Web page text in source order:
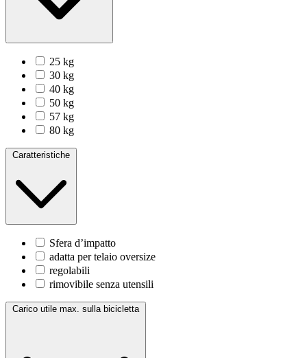
25 kg
30 kg
40 kg
50 kg
57 kg
80 kg
Caratteristiche
Sfera d’impatto
adatta per telaio oversize
regolabili
rimovibile senza utensili
Carico utile max. sulla bicicletta